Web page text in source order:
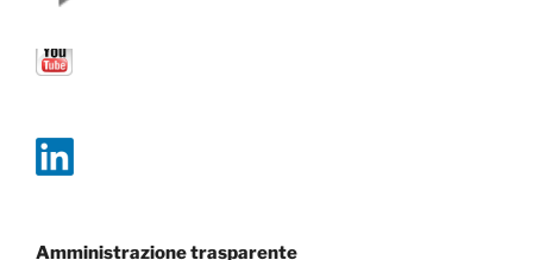
Amministrazione trasparente